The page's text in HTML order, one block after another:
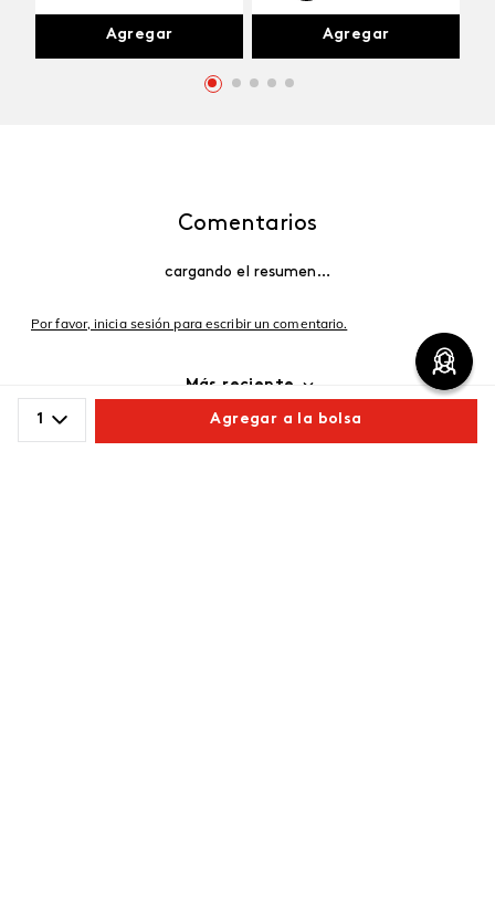
1 Agregar a la bolsa
Agregar Agregar
Comentarios
cargando el resumen…
Por favor, inicia sesión para escribir un comentario.
Más reciente
Cargando comentarios…